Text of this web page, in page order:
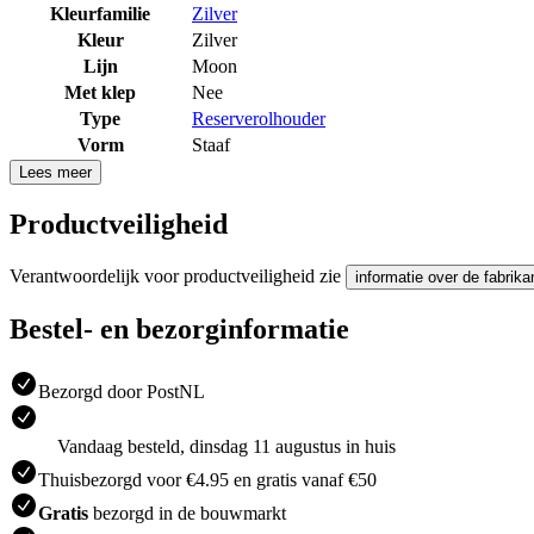
Kleurfamilie
Zilver
Kleur
Zilver
Lijn
Moon
Met klep
Nee
Type
Reserverolhouder
Vorm
Staaf
Lees meer
Productveiligheid
Verantwoordelijk voor productveiligheid zie informatie over de
Bestel- en bezorginformatie
Bezorgd door PostNL
Vandaag besteld, dinsdag 11 augustus in huis
Thuisbezorgd voor €4.95 en gratis vanaf €50
Gratis bezorgd in de bouwmarkt